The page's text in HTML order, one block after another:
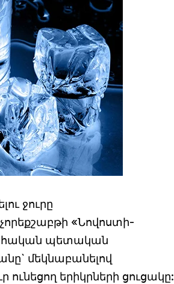
ջուրը
«Նովոստի-
պետական
մեկնաբանելով
երիկրների ցուցակը: